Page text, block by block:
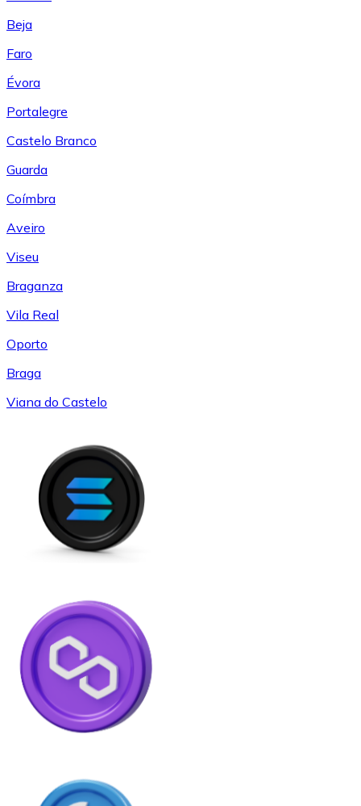
Beja
Faro
Évora
Portalegre
Castelo Branco
Guarda
Coímbra
Aveiro
Viseu
Braganza
Vila Real
Oporto
Braga
Viana do Castelo